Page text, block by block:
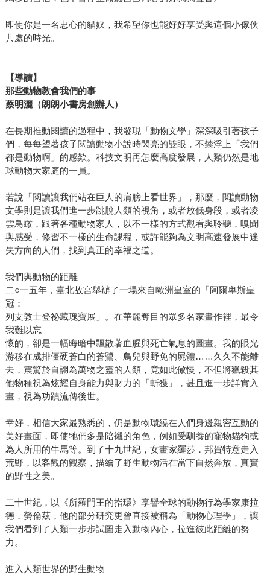
即使你是一名忠心的貓奴，我希望你也能好好享受與這個小傢伙
共處的時光。
【導讀】
那些動物教會我們的事
蔡明灑（朗朗小書房創辦人）
在長期推動閱讀的過程中，我發現「動物文學」深深吸引著孩子
們，每每望著孩子閱讀動物小說時閃亮的雙眼，不禁浮上「我們
都是動物啊」的感歎。科技文明再怎麼高度發展，人類仍然是地
球動物大家庭的一員。
若說「閱讀讓我們站在巨人的肩膀上看世界」，那麼，閱讀動物
文學則是讓我們進一步跳脫人類的視角，或者放低身段，或者凌
雲鳥瞰，跟著各種動物家人，以不一樣的方式觀看與聆聽，嗅聞
與感受，修習不一樣的生命課程，或許能夠為文明高速發展中迷
失方向的人們，找到真正的幸福之道。
我們與動物的距離
二○一五年，臺北故宮舉辦了一場來自歐洲皇室的「阿爾卑斯皇
冠：
列支敦士登祕藏瑰寶展」。在華麗奪目的眾多名家畫作裡，最令
我難以忘
懷的，卻是一幅晦暗中飄散著血腥與死亡氣息的圖畫。我的眼光
游移在成排僵硬蒼白的蒼鷺、鳥兒與野免的屍體……久久不能離
去，震驚於自詡為萬物之靈的人類，竟如此傲慢，不但將獵殺其
他物種視為炫耀自身能力與財力的「斬獲」，甚且進一步詳實入
畫，視為功蹟流傳後世。
幸好，相信大家最熟悉的，仍是動物環繞在人們身邊親密互動的
美好畫面，即使牠們多是陪襯的角色，例如受馴養的寵物貓狗或
為人所用的牛馬等。到了十九世紀，女畫家羅莎．邦賀特意走入
荒野，以客觀的觀察，描繪了野生動物活在當下自然奔放，真實
的野性之美。
二十世紀，以《所羅門王的指環》享譽全球的動物行為學家康拉
德．勞倫茲，他的部分研究更曾直接被稱為「動物心理學」，讓
我們看到了人類一步步試圖走入動物內心，拉進彼此距離的努
力。
進入人類世界的野生動物